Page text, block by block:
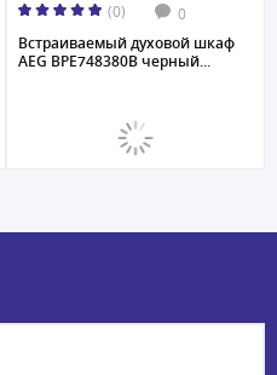
(0) 0
Встраиваемый духовой шкаф
AEG BPE748380B черный...